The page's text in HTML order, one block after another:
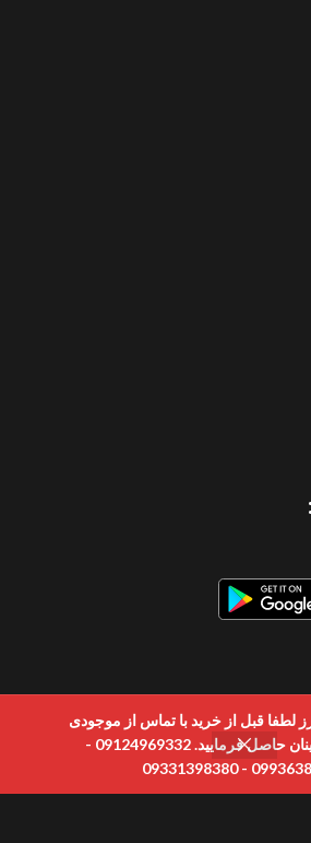
لطفا قبل از خرید با تماس از موجودی
و قیمت ها اطمینان حاصل فرمایید. 09124969332 -
09936387876 -